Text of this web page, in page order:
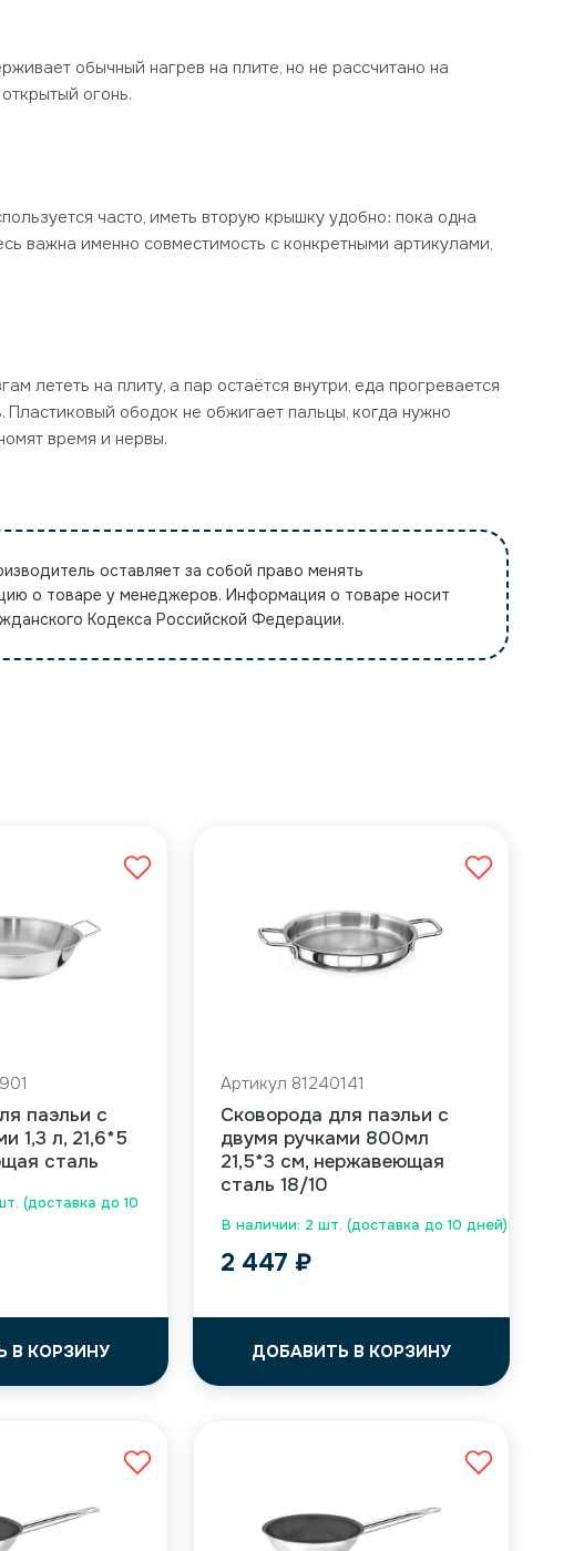
обычный нагрев на плите, но не рассчитано на
огонь.
часто, иметь вторую крышку удобно: пока одна
важна именно совместимость с конкретными артикулами,
лететь на плиту, а пар остаётся внутри, еда прогревается
ободок не обжигает пальцы, когда нужно
время и нервы.
оставляет за собой право менять
о товаре у менеджеров. Информация о товаре носит
Кодекса Российской Федерации.
(доставка до 10
паэльи с
1,3 л, 21,6*5
сталь
В КОРЗИНУ
В наличии: 2 шт. (доставка до 10 дней)
Артикул 81240141
Сковорода для паэльи с
двумя ручками 800мл
21,5*3 см, нержавеющая
сталь 18/10
2 447 ₽
ДОБАВИТЬ В КОРЗИНУ